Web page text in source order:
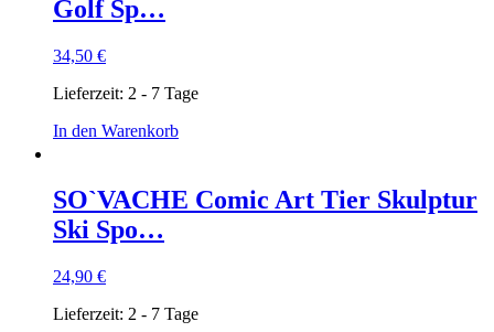
Golf Sp…
34,50 €
Lieferzeit: 2 - 7 Tage
In den Warenkorb
SO`VACHE Comic Art Tier Skulptur
Ski Spo…
24,90 €
Lieferzeit: 2 - 7 Tage